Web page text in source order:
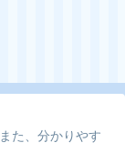
た、分かりやす